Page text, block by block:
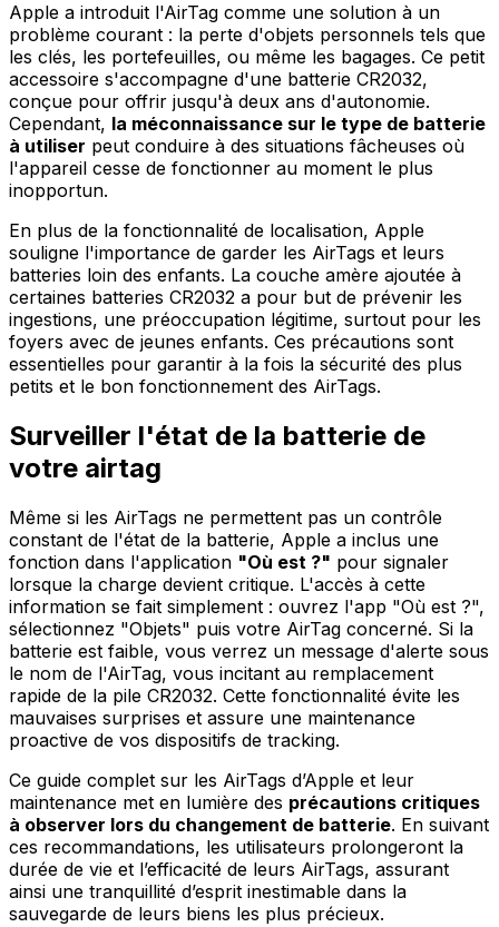
Apple a introduit l'AirTag comme une solution à un
problème courant : la perte d'objets personnels tels que
les clés, les portefeuilles, ou même les bagages. Ce petit
accessoire s'accompagne d'une batterie CR2032,
conçue pour offrir jusqu'à deux ans d'autonomie.
Cependant, la méconnaissance sur le type de batterie
à utiliser peut conduire à des situations fâcheuses où
l'appareil cesse de fonctionner au moment le plus
inopportun.
En plus de la fonctionnalité de localisation, Apple
souligne l'importance de garder les AirTags et leurs
batteries loin des enfants. La couche amère ajoutée à
certaines batteries CR2032 a pour but de prévenir les
ingestions, une préoccupation légitime, surtout pour les
foyers avec de jeunes enfants. Ces précautions sont
essentielles pour garantir à la fois la sécurité des plus
petits et le bon fonctionnement des AirTags.
Surveiller l'état de la batterie de
votre airtag
Même si les AirTags ne permettent pas un contrôle
constant de l'état de la batterie, Apple a inclus une
fonction dans l'application "Où est ?" pour signaler
lorsque la charge devient critique. L'accès à cette
information se fait simplement : ouvrez l'app "Où est ?",
sélectionnez "Objets" puis votre AirTag concerné. Si la
batterie est faible, vous verrez un message d'alerte sous
le nom de l'AirTag, vous incitant au remplacement
rapide de la pile CR2032. Cette fonctionnalité évite les
mauvaises surprises et assure une maintenance
proactive de vos dispositifs de tracking.
Ce guide complet sur les AirTags d’Apple et leur
maintenance met en lumière des précautions critiques
à observer lors du changement de batterie. En suivant
ces recommandations, les utilisateurs prolongeront la
durée de vie et l’efficacité de leurs AirTags, assurant
ainsi une tranquillité d’esprit inestimable dans la
sauvegarde de leurs biens les plus précieux.